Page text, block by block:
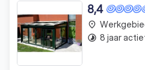
8,4
place
timelapse 8 jaar